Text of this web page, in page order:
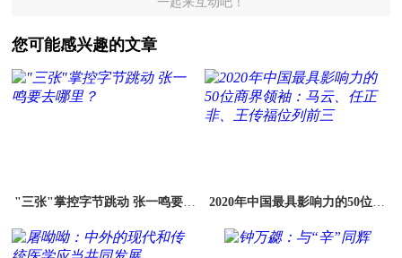
您可能感兴趣的文章
"三张"掌控字节跳动 张一鸣要去
2020年中国最具影响力的50位商
位列前三